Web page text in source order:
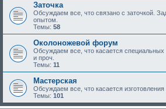
Заточка
Обсуждаем все, что связано с заточкой.
опытом.
Темы: 58
Околоножевой форум
Обсуждаем все, что касается специальных
и проч.
Темы: 11
Мастерская
Обсуждаем все, что касается изготовления
Темы: 101